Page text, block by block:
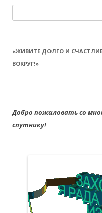
«ЖИВИТЕ ДОЛГО И
ВОКРУГ!»
Добро пожаловать со
спутнику!